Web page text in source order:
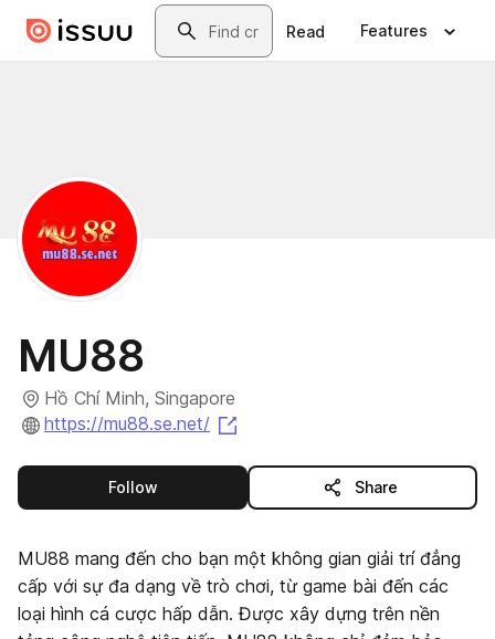
Skip to main contentSearch
Read Features
MU88
Hồ Chí Minh, Singapore
https://mu88.se.net/
Followthis publisher Share
MU88 mang đến cho bạn một không gian giải trí đẳng
cấp với sự đa dạng về trò chơi, từ game bài đến các
loại hình cá cược hấp dẫn. Được xây dựng trên nền